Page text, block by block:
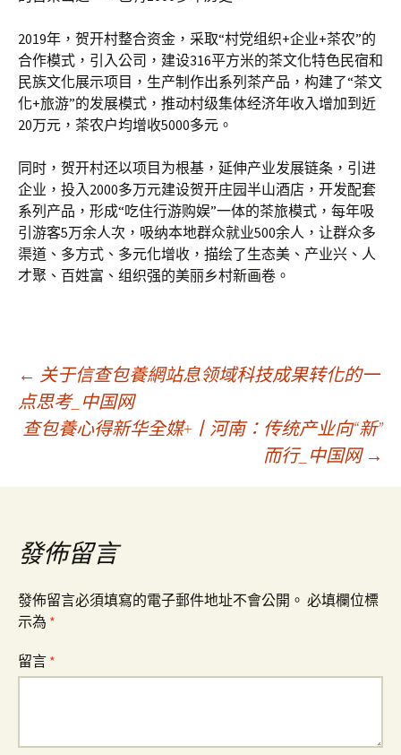
2019年，贺开村整合资金，采取“村党组织+企业+茶农”的
合作模式，引入公司，建设316平方米的茶文化特色民宿和
民族文化展示项目，生产制作出系列茶产品，构建了“茶文
化+旅游”的发展模式，推动村级集体经济年收入增加到近
20万元，茶农户均增收5000多元。
同时，贺开村还以项目为根基，延伸产业发展链条，引进
企业，投入2000多万元建设贺开庄园半山酒店，开发配套
系列产品，形成“吃住行游购娱”一体的茶旅模式，每年吸
引游客5万余人次，吸纳本地群众就业500余人，让群众多
渠道、多方式、多元化增收，描绘了生态美、产业兴、人
才聚、百姓富、组织强的美丽乡村新画卷。
文
章
導
覽
← 关于信查包養網站息领域科技成果转化的一
点思考_中国网
查包養心得新华全媒+丨河南：传统产业向“新”
而行_中国网 →
發佈留言
發佈留言必須填寫的電子郵件地址不會公開。 必填欄位標
示為 *
留言 *